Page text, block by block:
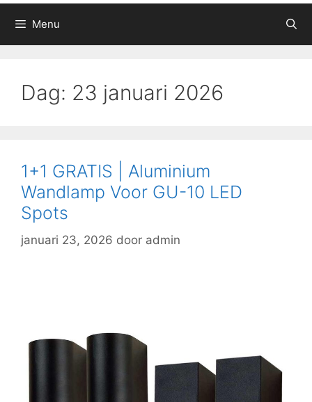
Menu
Dag: 23 januari 2026
1+1 GRATIS | Aluminium
Wandlamp Voor GU-10 LED
Spots
januari 23, 2026 door admin